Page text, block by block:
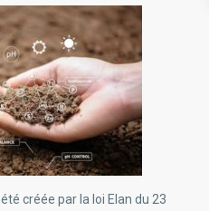
été créée par la loi Elan du 23